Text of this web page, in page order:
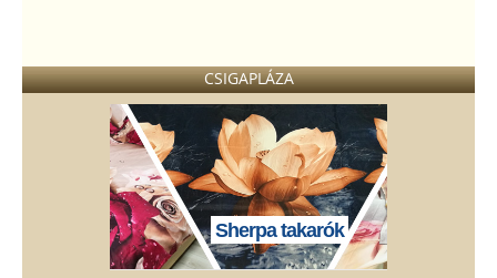
CSIGAPLÁZA
Sherpa takarók